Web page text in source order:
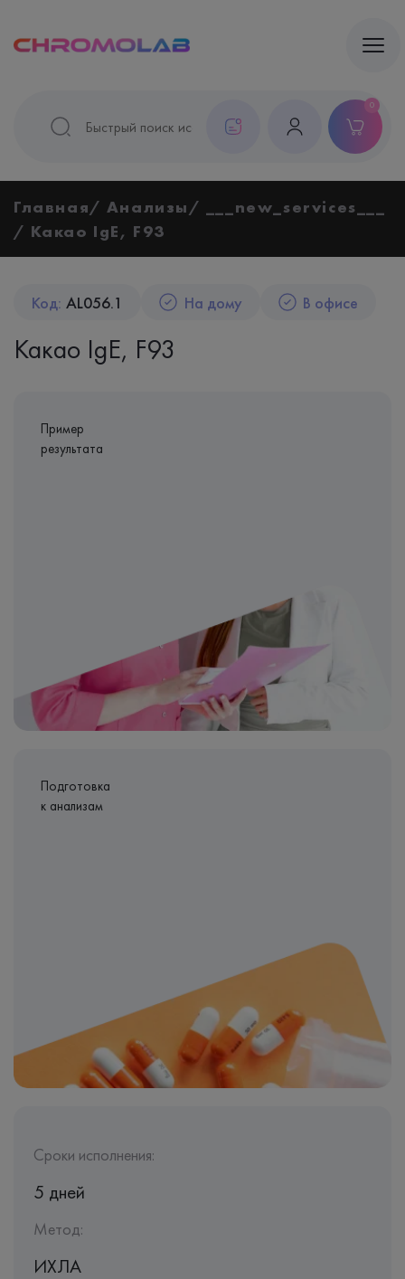
0
Главная Анализы
___new_services___
Какао IgE, F93
Код: AL056.1 На дому В офисе
Какао IgE, F93
Пример
результата
Подготовка
к анализам
Сроки исполнения:
5 дней
Метод:
ИХЛА